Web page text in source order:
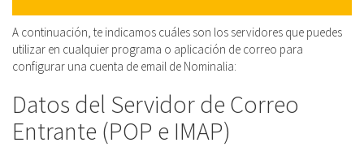
A continuación, te indicamos cuáles son los servidores que puedes
utilizar en cualquier programa o aplicación de correo para
configurar una cuenta de email de Nominalia:
Datos del Servidor de Correo
Entrante (POP e IMAP)